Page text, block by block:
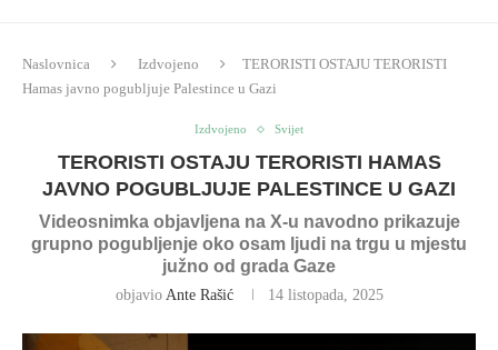
Naslovnica Izdvojeno
TERORISTI OSTAJU TERORISTI
Hamas javno pogubljuje Palestince u Gazi
Izdvojeno Svijet
TERORISTI OSTAJU TERORISTI HAMAS
JAVNO POGUBLJUJE PALESTINCE U GAZI
Videosnimka objavljena na X-u navodno prikazuje
grupno pogubljenje oko osam ljudi na trgu u mjestu
južno od grada Gaze
objavio Ante Rašić 14 listopada, 2025